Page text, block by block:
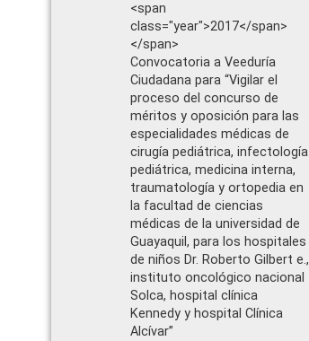
<span
class="year">2017</span>
</span>
Convocatoria a Veeduría
Ciudadana para “Vigilar el
proceso del concurso de
méritos y oposición para las
especialidades médicas de
cirugía pediátrica, infectología
pediátrica, medicina interna,
traumatología y ortopedia en
la facultad de ciencias
médicas de la universidad de
Guayaquil, para los hospitales
de niños Dr. Roberto Gilbert e.,
instituto oncológico nacional
Solca, hospital clínica
Kennedy y hospital Clínica
Alcívar”